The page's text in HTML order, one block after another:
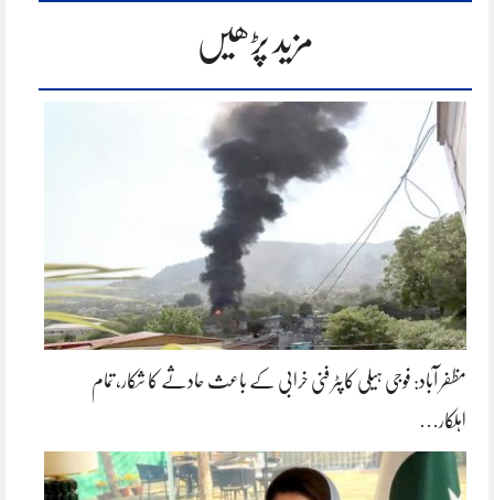
مزید پڑھیں
مظفر آباد: فوجی ہیلی کاپٹر فنی خرابی کے باعث حادثے کا شکار، تمام
اہلکار…